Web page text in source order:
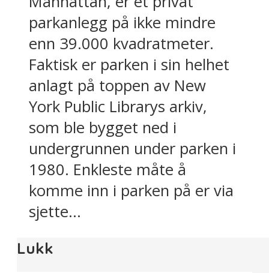
parkanlegg på ikke mindre
enn 39.000 kvadratmeter.
Faktisk er parken i sin helhet
anlagt på toppen av New
York Public Librarys arkiv,
som ble bygget ned i
undergrunnen under parken i
1980. Enkleste måte å
komme inn i parken på er via
sjette...
Lukk